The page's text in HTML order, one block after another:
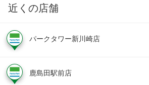
近くの店舗
パークタワー新川崎店
鹿島田駅前店